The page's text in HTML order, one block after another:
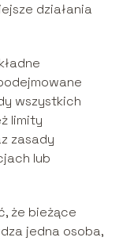
działania
wszystkich
limity
zasady
lub
że bieżące
jedna osoba,